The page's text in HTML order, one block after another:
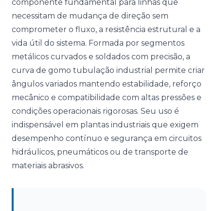
componente fundamental para linhas que
necessitam de mudança de direção sem
comprometer o fluxo, a resistência estrutural e a
vida útil do sistema. Formada por segmentos
metálicos curvados e soldados com precisão, a
curva de gomo tubulação industrial permite criar
ângulos variados mantendo estabilidade, reforço
mecânico e compatibilidade com altas pressões e
condições operacionais rigorosas. Seu uso é
indispensável em plantas industriais que exigem
desempenho contínuo e segurança em circuitos
hidráulicos, pneumáticos ou de transporte de
materiais abrasivos.